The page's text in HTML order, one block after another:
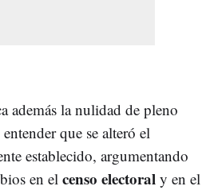
además la nulidad de pleno
que se alteró el
establecido, argumentando
en el censo electoral y en el